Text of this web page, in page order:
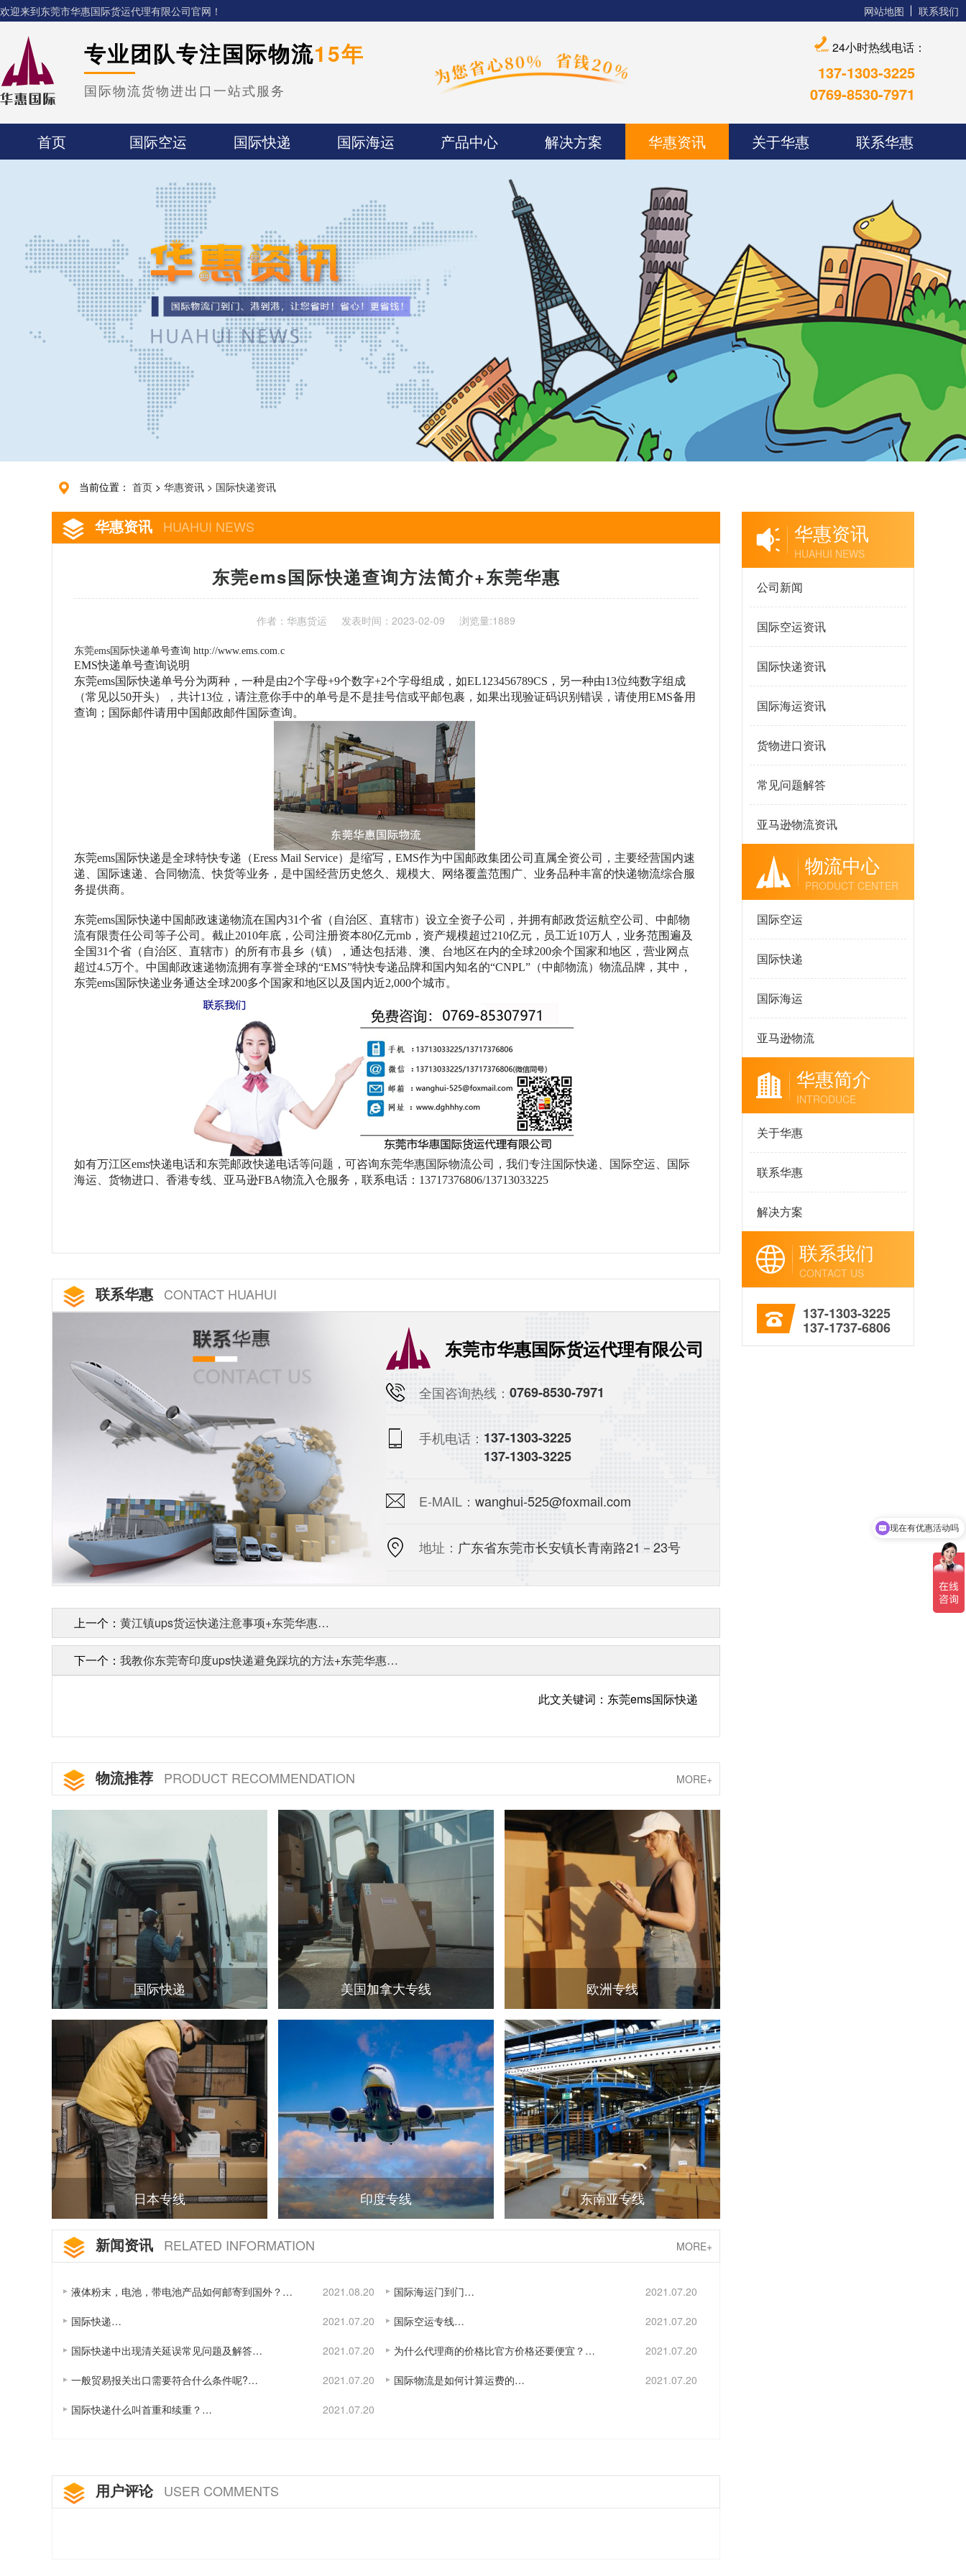
欢迎来到东莞市华惠国际货运代理有限公司官网！ 网站地图 联系我们
专业团队专注国际物流15年
国际物流货物进出口一站式服务
24小时热线电话：
137-1303-3225
0769-8530-7971
首页 国际空运 国际快递 国际海运 产品中心 解决方案 华惠资讯 关于华惠 联系华惠
当前位置： 首页 > 华惠资讯 > 国际快递资讯
华惠资讯 HUAHUI NEWS
东莞ems国际快递查询方法简介+东莞华惠
作者：华惠货运 发表时间：2023-02-09 浏览量:1889
东莞ems国际快递单号查询 http://www.ems.com.c
EMS快递单号查询说明
东莞ems国际快递单号分为两种，一种是由2个字母+9个数字+2个字母组成，如EL123456789CS，另一种由13位纯数字组成
（常见以50开头），共计13位，请注意你手中的单号是不是挂号信或平邮包裹，如果出现验证码识别错误，请使用EMS备用
查询；国际邮件请用中国邮政邮件国际查询。
东莞ems国际快递是全球特快专递（Eress Mail Service）是缩写，EMS作为中国邮政集团公司直属全资公司，主要经营国内速
递、国际速递、合同物流、快货等业务，是中国经营历史悠久、规模大、网络覆盖范围广、业务品种丰富的快递物流综合服
务提供商。
东莞ems国际快递中国邮政速递物流在国内31个省（自治区、直辖市）设立全资子公司，并拥有邮政货运航空公司、中邮物
流有限责任公司等子公司。截止2010年底，公司注册资本80亿元rnb，资产规模超过210亿元，员工近10万人，业务范围遍及
全国31个省（自治区、直辖市）的所有市县乡（镇），通达包括港、澳、台地区在内的全球200余个国家和地区，营业网点
超过4.5万个。中国邮政速递物流拥有享誉全球的“EMS”特快专递品牌和国内知名的“CNPL”（中邮物流）物流品牌，其中，
东莞ems国际快递业务通达全球200多个国家和地区以及国内近2,000个城市。
如有万江区ems快递电话和东莞邮政快递电话等问题，可咨询东莞华惠国际物流公司，我们专注国际快递、国际空运、国际
海运、货物进口、香港专线、亚马逊FBA物流入仓服务，联系电话：13717376806/13713033225
联系华惠 CONTACT HUAHUI
东莞市华惠国际货运代理有限公司
全国咨询热线： 0769-8530-7971
手机电话： 137-1303-3225
137-1303-3225
E-MAIL： wanghui-525@foxmail.com
地址： 广东省东莞市长安镇长青南路21－23号
上一个： 黄江镇ups货运快递注意事项+东莞华惠…
下一个： 我教你东莞寄印度ups快递避免踩坑的方法+东莞华惠…
此文关键词：东莞ems国际快递
物流推荐 PRODUCT RECOMMENDATION MORE+
国际快递 美国加拿大专线 欧洲专线
日本专线 印度专线 东南亚专线
新闻资讯 RELATED INFORMATION MORE+
液体粉末，电池，带电池产品如何邮寄到国外？… 2021.08.20 国际海运门到门… 2021.07.20
国际快递… 2021.07.20 国际空运专线… 2021.07.20
国际快递中出现清关延误常见问题及解答… 2021.07.20 为什么代理商的价格比官方价格还要便宜？… 2021.07.20
一般贸易报关出口需要符合什么条件呢?… 2021.07.20 国际物流是如何计算运费的… 2021.07.20
国际快递什么叫首重和续重？… 2021.07.20
用户评论 USER COMMENTS
华惠资讯
HUAHUI NEWS
公司新闻
国际空运资讯
国际快递资讯
国际海运资讯
货物进口资讯
常见问题解答
亚马逊物流资讯
物流中心
PRODUCT CENTER
国际空运
国际快递
国际海运
亚马逊物流
华惠简介
INTRODUCE
关于华惠
联系华惠
解决方案
联系我们
CONTACT US
137-1303-3225
137-1737-6806
可以介绍下你们的产品么